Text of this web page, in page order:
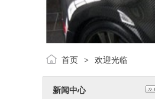
首页 > 欢迎光临
新闻中心